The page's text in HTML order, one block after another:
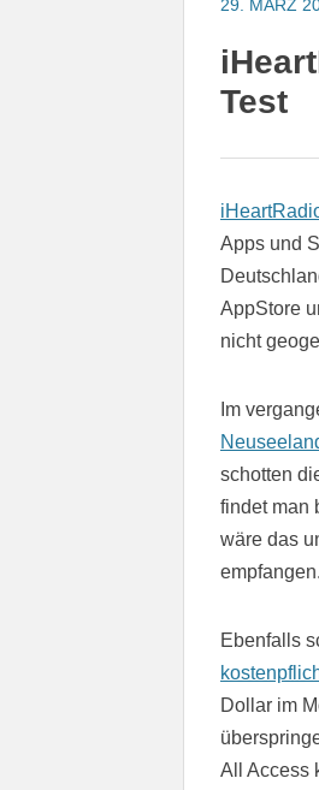
29. MÄRZ
Test
Apps und
AppStore
nicht
Im
schotten
findet man
wäre das
empfangen.
Ebenfalls
Dollar im
All Access